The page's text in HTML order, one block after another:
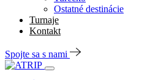
Ostatné destinácie
Turnaje
Kontakt
Spojte sa s nami